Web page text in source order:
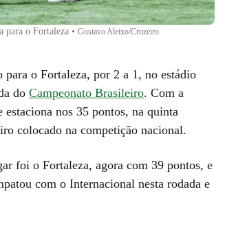
para o Fortaleza • Gustavo Aleixo/Cruzeiro
o Fortaleza, por 2 a 1, no estádio
do Campeonato Brasileiro. Com a
nos 35 pontos, na quinta
colocado na competição nacional.
foi o Fortaleza, agora com 39 pontos, e
com o Internacional nesta rodada e